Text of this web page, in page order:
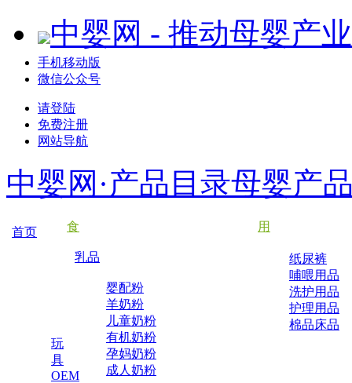
中婴网 - 推动母婴产
手机移动版
微信公众号
请登陆
免费注册
网站导航
中婴网·产品目录母婴产
首页 食
乳品
婴配粉
羊奶粉
儿童奶粉
有机奶粉
孕妈奶粉
成人奶粉
用
纸尿裤
哺喂用品
洗护用品
护理用品
棉品床品
玩
具
OEM